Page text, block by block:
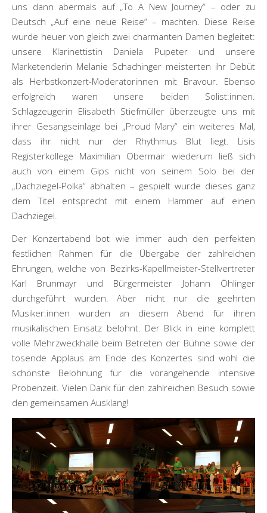
uns dann abermals auf „To A New Journey“ – oder zu
Deutsch „Auf eine neue Reise“ – machten. Diese Reise
wurde heuer von gleich zwei charmanten Damen begleitet:
unsere Klarinettistin Daniela Pupeter und unsere
Marketenderin Melanie Schachinger meisterten ihr Debüt
als Herbstkonzert-Moderatorinnen mit Bravour. Ebenso
erfolgreich waren unsere beiden Solist:innen.
Schlagzeugerin Elisabeth Stiefmüller überzeugte uns mit
ihrer Gesangseinlage bei „Proud Mary“ ein weiteres Mal,
dass ihr nicht nur der Rhythmus Blut liegt. Lisis
Registerkollege Maximilian Obermair wiederum ließ sich
auch von einem Gips nicht von seinem Solo bei der
„Dachziegel-Polka“ abhalten – gespielt wurde dieses ganz
dem Titel entsprecht mit einem Hammer auf einen
Dachziegel.
Der Konzertabend bot wie immer auch den perfekten
festlichen Rahmen für die Übergabe der zahlreichen
Ehrungen, welche von Bezirks-Kapellmeister-Stellvertreter
Karl Brunmayr und Bürgermeister Johann Öhlinger
durchgeführt wurden. Aber nicht nur die geehrten
Musiker:innen wurden an diesem Abend für ihren
musikalischen Einsatz belohnt. Der Blick in eine komplett
volle Mehrzweckhalle beim Betreten der Bühne sowie der
tosende Applaus am Ende des Konzertes sind wohl die
schönste Belohnung für die vorangehende intensive
Probenzeit. Vielen Dank für den zahlreichen Besuch sowie
den gemeinsamen Ausklang!